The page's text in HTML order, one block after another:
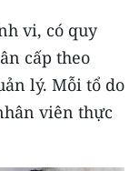
vi, có quy
cấp theo
lý. Mỗi tổ do
viên thực